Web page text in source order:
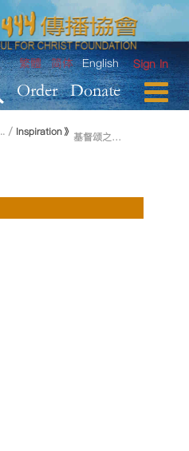
Sign In
繁體 简体 English
Order Donate
Inspiration 基督颂之七：耶稣是一切